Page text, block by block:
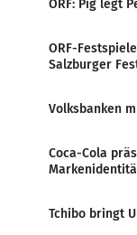
ORF: Pig legt
ORF-
Salzburger
Volksbanken
Coca-Cola
Tchibo bringt